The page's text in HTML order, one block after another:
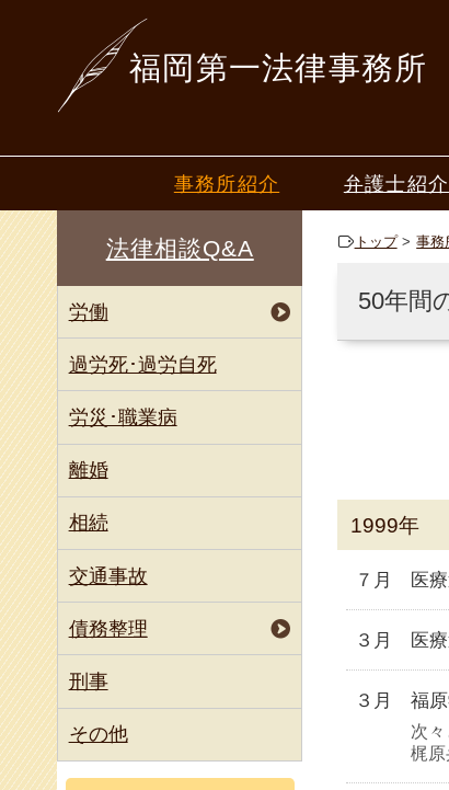
福岡第一法律事務所
事務所紹介 弁護士紹介
深堀 寿美
河西 龍介
トップ 事務
50年間
1999年
７月 医
３月 医
３月 福
次
梶原
法律相談Q&A
労働
過労死･過労自死
労災･職業病
離婚
相続
交通事故
債務整理
刑事
その他